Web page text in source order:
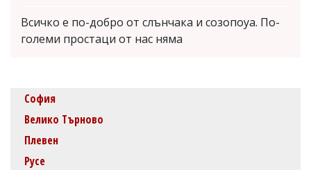
Всичко е по-добро от слънчака и созопоуа. По-
големи простаци от нас няма
София
Велико Търново
Плевен
Русе